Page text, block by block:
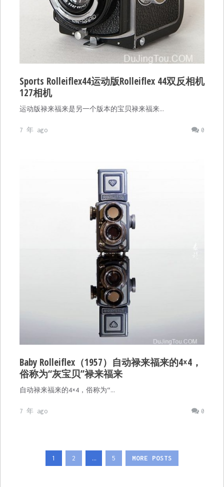
Sports Rolleiflex44运动版Rolleiflex 44双反相机
127相机
运动版禄来福来是另一个版本的宝贝禄来福来…
0
7 年 ago
Baby Rolleiflex（1957）自动禄来福来的4×4，
俗称为“灰宝贝”禄来福来
自动禄来福来的4×4，俗称为“…
0
7 年 ago
1 2 … 5 MORE POSTS